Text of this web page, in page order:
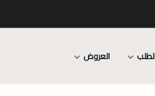
العروض